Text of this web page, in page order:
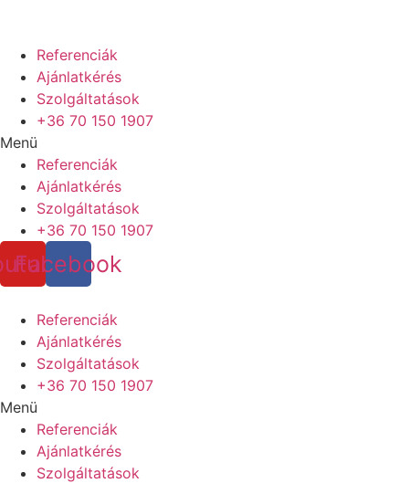
Referenciák
Ajánlatkérés
Szolgáltatások
+36 70 150 1907
Menü
Referenciák
Ajánlatkérés
Szolgáltatások
+36 70 150 1907
Facebook
Referenciák
Ajánlatkérés
Szolgáltatások
+36 70 150 1907
Menü
Referenciák
Ajánlatkérés
Szolgáltatások